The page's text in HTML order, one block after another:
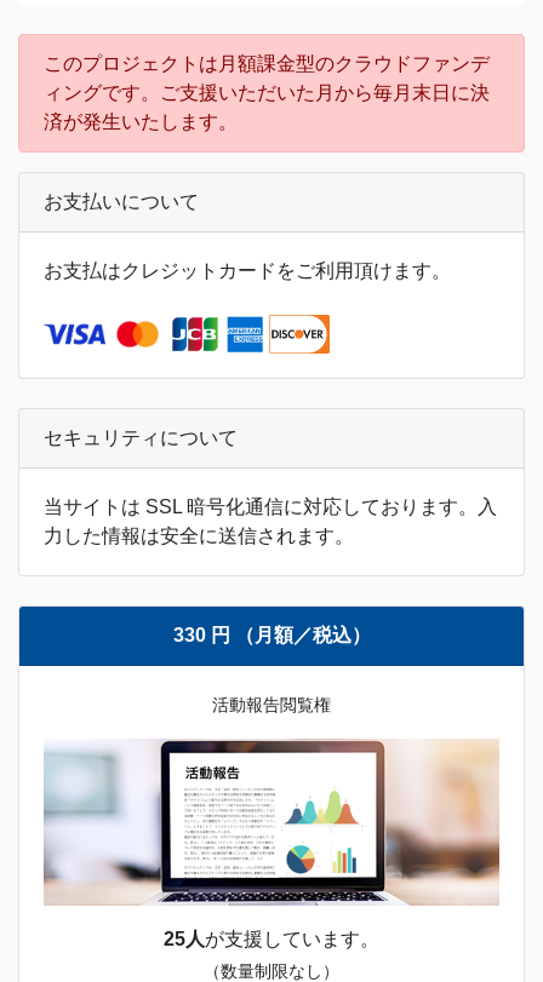
このプロジェクトは月額課金型のクラウドファンデ
ィングです。ご支援いただいた月から毎月末日に決
済が発生いたします。
お支払いについて
お支払はクレジットカードをご利用頂けます。
セキュリティについて
当サイトは SSL 暗号化通信に対応しております。入
力した情報は安全に送信されます。
330 円 （月額／税込）
活動報告閲覧権
25人が支援しています。
（数量制限なし）